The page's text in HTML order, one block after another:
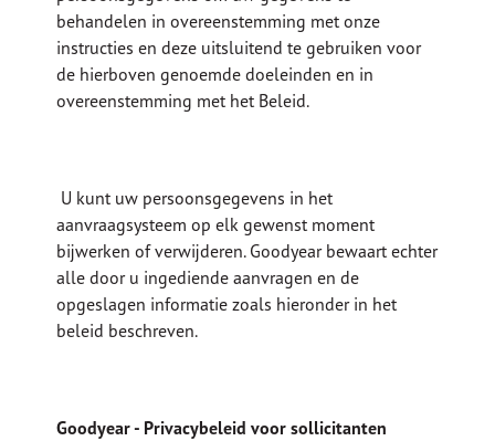
behandelen in overeenstemming met onze
instructies en deze uitsluitend te gebruiken voor
de hierboven genoemde doeleinden en in
overeenstemming met het Beleid.
U kunt uw persoonsgegevens in het
aanvraagsysteem op elk gewenst moment
bijwerken of verwijderen. Goodyear bewaart echter
alle door u ingediende aanvragen en de
opgeslagen informatie zoals hieronder in het
beleid beschreven.
Goodyear - Privacybeleid voor sollicitanten